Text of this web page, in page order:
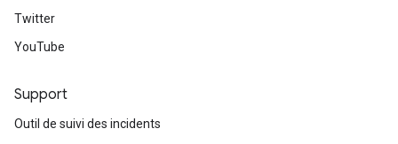
Twitter
YouTube
Support
Outil de suivi des incidents